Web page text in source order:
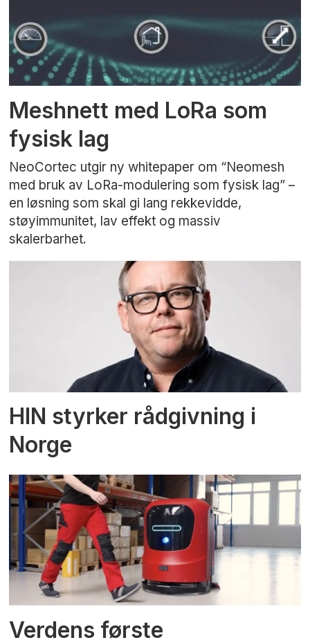
Meshnett med LoRa som
fysisk lag
NeoCortec utgir ny whitepaper om “Neomesh
med bruk av LoRa-modulering som fysisk lag” –
en løsning som skal gi lang rekkevidde,
støyimmunitet, lav effekt og massiv
skalerbarhet.
HIN styrker rådgivning i
Norge
Verdens første